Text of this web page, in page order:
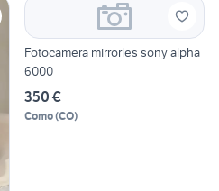
Fotocamera mirrorles sony alpha
6000
350 €
Como(CO)